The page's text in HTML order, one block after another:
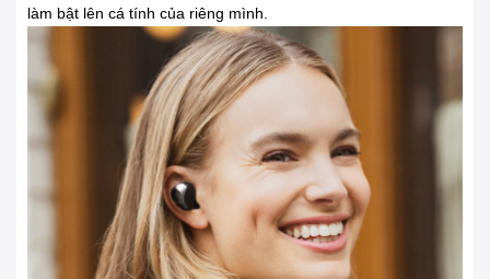
làm bật lên cá tính của riêng mình.